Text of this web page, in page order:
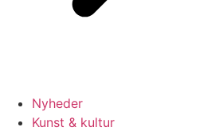
Nyheder
Kunst & kultur